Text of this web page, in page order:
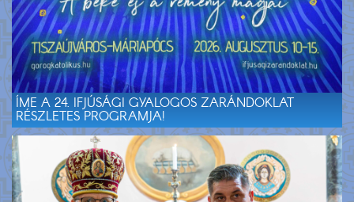
ÍME A 24. IFJÚSÁGI GYALOGOS ZARÁNDOKLAT
RÉSZLETES PROGRAMJA!